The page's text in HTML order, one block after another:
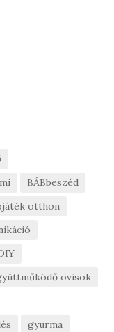
BÁBbeszéd
otthon
ovisok
gyurma